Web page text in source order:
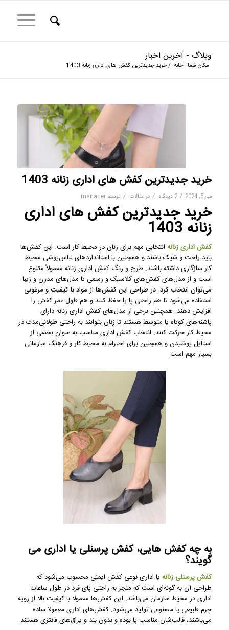
وبلاگ - آخرین اخبار
مکان شما: خانه /خرید جدیدترین کفش های اداری زنانه 1403
خرید جدیدترین کفش های اداری زنانه 1403
می 5, 2024 / 2 دیدگاه / درمقالات / توسط manager
خرید جدیدترین کفش های اداری
زنانه 1403
کفش اداری زنانه انتخابی مهم برای زنان در محیط کار است. این کفش‌ها
باید راحت و شیک باشند و همچنین با استانداردهای لباس‌پوشی محیط
کار سازگاری داشته باشند. طرح و رنگ کفش اداری زنانه معمولاً متنوع
است و از مدل‌های کفش‌های کلاسیک و رسمی تا مدل‌های مدرن و زیبا
می‌توان انتخاب کرد. در طراحی این کفش‌ها از مواد با کیفیت و مرغوبی
استفاده می‌شود تا هم راحتی پا را حفظ کنند و هم طول عمر کفش را
افزایش دهند. همچنین برخی از مدل‌های کفش اداری زنانه دارای
پاشنه‌های کوتاه یا متوسط هستند تا زنان بتوانند به راحتی طولانی‌مدت در
محیط کار حرکت کنند. انتخاب کفش اداری مناسب به عنوان بخشی از
استایل پوشیدن و همچنین برای احترام به محیط کار و فرهنگ سازمانی
بسیار مهم است.
به چه کفش هایی، کفش پرسنلی یا اداری می
گویند؟
کفش پرسنلی زنانهیا اداری نوعی کفش ایمنی محسوب می‌شود که
طراحی آن به گونه‌ای است که منجر به راحتی پای فرد در طول ساعات
اداری در محیط سازمان می‌باشد. این کفش‌ها معمولا با کیفیت بالا از رویه
چرم طبیعی یا مصنوعی تولید می‌شود. کفش‌های اداری معمولا ساده
می‌باشند، قالب‌شان مناسب پا بوده و بدون بند و یراق‌های فانتزی هستند.